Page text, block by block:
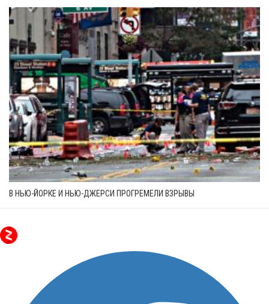
В НЬЮ-ЙОРКЕ И НЬЮ-ДЖЕРСИ ПРОГРЕМЕЛИ ВЗРЫВЫ